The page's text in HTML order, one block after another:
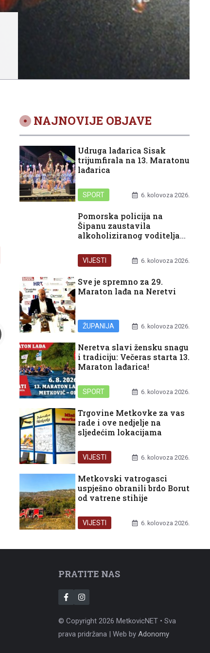
NAJNOVIJE OBJAVE
Udruga lađarica Sisak
trijumfirala na 13. Maratonu
lađarica
SPORT 6. kolovoza 2026.
Pomorska policija na
Šipanu zaustavila
alkoholiziranog voditelja
VIJESTI 6. kolovoza 2026.
Sve je spremno za 29.
Maraton lađa na Neretvi
ŽUPANIJA 6. kolovoza 2026.
Neretva slavi žensku snagu
i tradiciju: Večeras starta 13.
Maraton lađarica!
SPORT 6. kolovoza 2026.
Trgovine Metkovke za vas
rade i ove nedjelje na
sljedećim lokacijama
VIJESTI 6. kolovoza 2026.
Metkovski vatrogasci
uspješno obranili brdo Borut
od vatrene stihije
VIJESTI 6. kolovoza 2026.
PRATITE NAS
© Copyright 2026 MetkovicNET • Sva
prava pridržana | Web by Adonomy